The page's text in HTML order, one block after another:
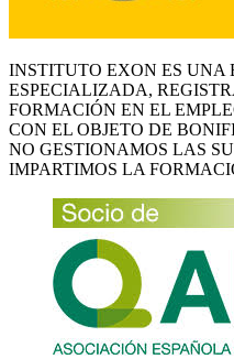
INSTITUTO EXON ES
ESPECIALIZADA,
FORMACIÓN EN EL
CON EL OBJETO DE
NO GESTIONAMOS LAS
IMPARTIMOS LA